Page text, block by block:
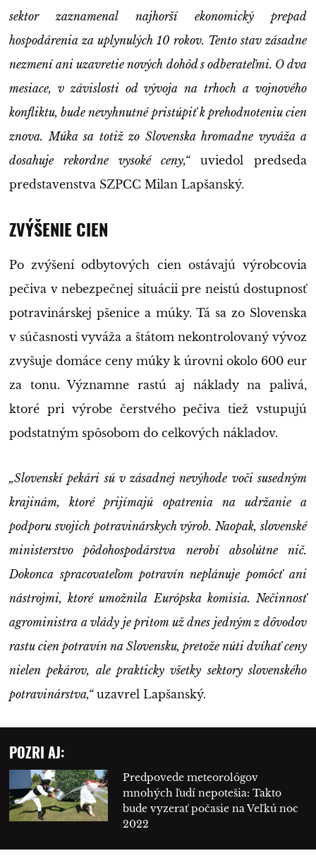
sektor zaznamenal najhorší ekonomický prepad
hospodárenia za uplynulých 10 rokov. Tento stav zásadne
nezmení ani uzavretie nových dohôd s odberateľmi. O dva
mesiace, v závislosti od vývoja na trhoch a vojnového
konfliktu, bude nevyhnutné pristúpiť k prehodnoteniu cien
znova. Múka sa totiž zo Slovenska hromadne vyváža a
dosahuje rekordne vysoké ceny,“uviedol predseda
predstavenstva SZPCC Milan Lapšanský.
ZVÝŠENIE CIEN
Po zvýšení odbytových cien ostávajú výrobcovia
pečiva v nebezpečnej situácii pre neistú dostupnosť
potravinárskej pšenice a múky. Tá sa zo Slovenska
v súčasnosti vyváža a štátom nekontrolovaný vývoz
zvyšuje domáce ceny múky k úrovni okolo 600 eur
za tonu. Významne rastú aj náklady na palivá,
ktoré pri výrobe čerstvého pečiva tiež vstupujú
podstatným spôsobom do celkových nákladov.
„Slovenskí pekári sú v zásadnej nevýhode voči susedným
krajinám, ktoré prijímajú opatrenia na udržanie a
podporu svojich potravinárskych výrob. Naopak, slovenské
ministerstvo pôdohospodárstva nerobí absolútne nič.
Dokonca spracovateľom potravín neplánuje pomôcť ani
nástrojmi, ktoré umožnila Európska komisia. Nečinnosť
agroministra a vlády je pritom už dnes jedným z dôvodov
rastu cien potravín na Slovensku, pretože núti dvíhať ceny
nielen pekárov, ale prakticky všetky sektory slovenského
potravinárstva,“uzavrel Lapšanský.
POZRI AJ:
Predpovede meteorológov
mnohých ľudí nepotešia: Takto
bude vyzerať počasie na Veľkú noc
2022